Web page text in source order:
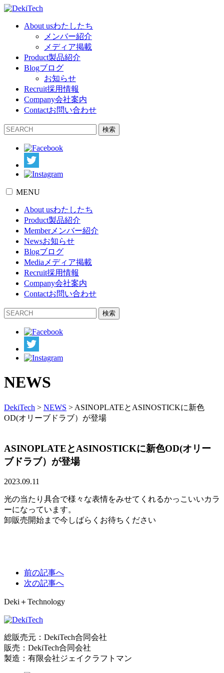
About usわたしたち
メンバー紹介
メディア掲載
Product製品紹介
Blogブログ
お知らせ
Recruit採用情報
Company会社案内
Contactお問い合わせ
検索
MENU
About usわたしたち
Product製品紹介
Memberメンバー紹介
Newsお知らせ
Blogブログ
Media メディア掲載
Recruit採用情報
Company会社案内
Contactお問い合わせ
検索
NEWS
DekiTech > NEWS > ASINOPLATEとASINOSTICKに新色
OD(オリーブドラブ）が登場
ASINOPLATEとASINOSTICKに新色OD(オリー
ブドラブ）が登場
2023.09.11
光の当たり具合で様々な表情をみせてくれるかっこいいカラ
ーになっています。
卸販売開始まで今しばらくお待ちください
前の記事へ
次の記事へ
Deki＋Technology
総販売元：DekiTech合同会社
販売：DekiTech合同会社
製造：有限会社ジェイクラフトマン